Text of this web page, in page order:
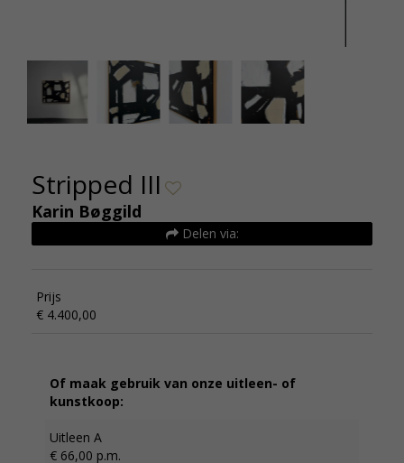
€4400
Stripped III
Karin Bøggild
Delen via:
Prijs
€ 4.400,00
Of maak gebruik van onze uitleen- of
kunstkoop:
Uitleen A
€ 66,00 p.m.